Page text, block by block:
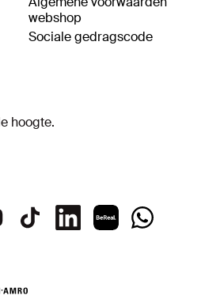
webshop
Sociale gedragscode
hoogte.